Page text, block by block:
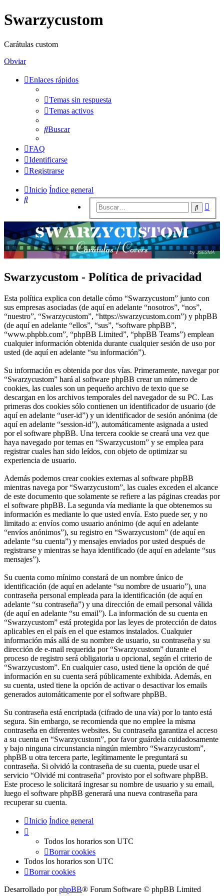
Swarzycustom
Carátulas custom
Obviar
Enlaces rápidos
Temas sin respuesta
Temas activos
Buscar
FAQ
Identificarse
Registrarse
Inicio Índice general
Buscar
Buscar
Swarzycustom - Política de privacidad
Esta política explica con detalle cómo “Swarzycustom” junto con
sus empresas asociadas (de aquí en adelante “nosotros”, “nos”,
“nuestro”, “Swarzycustom”, “https://swarzycustom.com”) y phpBB
(de aquí en adelante “ellos”, “sus”, “software phpBB”,
“www.phpbb.com”, “phpBB Limited”, “phpBB Teams”) emplean
cualquier información obtenida durante cualquier sesión de uso por
usted (de aquí en adelante “su información”).
Su información es obtenida por dos vías. Primeramente, navegar por
“Swarzycustom” hará al software phpBB crear un número de
cookies, las cuales son un pequeño archivo de texto que se
descargan en los archivos temporales del navegador de su PC. Las
primeras dos cookies sólo contienen un identificador de usuario (de
aquí en adelante “user-id”) y un identificador de sesión anónima (de
aquí en adelante “session-id”), automáticamente asignada a usted
por el software phpBB. Una tercera cookie se creará una vez que
haya navegado por temas en “Swarzycustom” y se emplea para
registrar cuales han sido leídos, con objeto de optimizar su
experiencia de usuario.
Además podemos crear cookies externas al software phpBB
mientras navega por “Swarzycustom”, las cuales exceden el alcance
de este documento que solamente se refiere a las páginas creadas por
el software phpBB. La segunda vía mediante la que obtenemos su
información es mediante lo que usted envía. Esto puede ser, y no
limitado a: envíos como usuario anónimo (de aquí en adelante
“envíos anónimos”), su registro en “Swarzycustom” (de aquí en
adelante “su cuenta”) y mensajes enviados por usted después de
registrarse y mientras se haya identificado (de aquí en adelante “sus
mensajes”).
Su cuenta como mínimo constará de un nombre único de
identificación (de aquí en adelante “su nombre de usuario”), una
contraseña personal empleada para la identificación (de aquí en
adelante “su contraseña”) y una dirección de email personal válida
(de aquí en adelante “su email”). La información de su cuenta en
“Swarzycustom” está protegida por las leyes de protección de datos
aplicables en el país en el que estamos instalados. Cualquier
información más allá de su nombre de usuario, su contraseña y su
dirección de e-mail requerida por “Swarzycustom” durante el
proceso de registro será obligatoria u opcional, según el criterio de
“Swarzycustom”. En cualquier caso, usted tiene la opción de qué
información en su cuenta será públicamente exhibida. Además, en
su cuenta, usted tiene la opción de activar o desactivar los emails
generados automáticamente por el software phpBB.
Su contraseña está encriptada (cifrado de una vía) por lo tanto está
segura. Sin embargo, se recomienda que no emplee la misma
contraseña en diferentes websites. Su contraseña garantiza el acceso
a su cuenta en “Swarzycustom”, por favor guárdela cuidadosamente
y bajo ninguna circunstancia ningún miembro “Swarzycustom”,
phpBB u otra tercera parte, legítimamente le preguntará su
contraseña. Si olvidó la contraseña de su cuenta, puede usar el
servicio “Olvidé mi contraseña” provisto por el software phpBB.
Este proceso le solicitará ingresar su nombre de usuario y su email,
luego el software phpBB generará una nueva contraseña para
recuperar su cuenta.
Inicio Índice general
Todos los horarios son UTC
Borrar cookies
Todos los horarios son UTC
Borrar cookies
Desarrollado porphpBB® Forum Software © phpBB Limited